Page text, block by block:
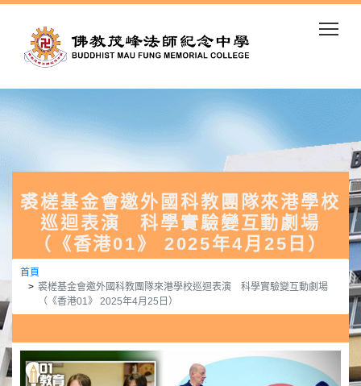
裘槎基金會邀外國科教團隊來港學校
巡迴表演 科學實驗變互動劇場
（《香港01》 2025年4月25日）
首頁
裘槎基金會邀外國科教團隊來港學校巡迴表演 科學實驗變互動劇場
（《香港01》 2025年4月25日）